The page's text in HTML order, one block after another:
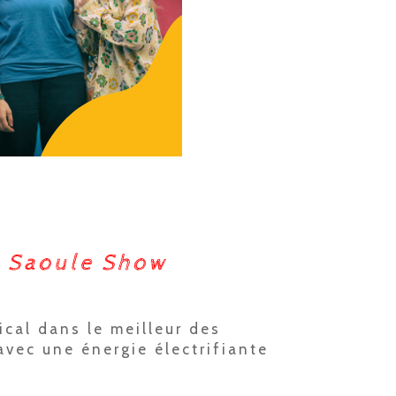
Show
dans le meilleur des
une énergie électrifiante